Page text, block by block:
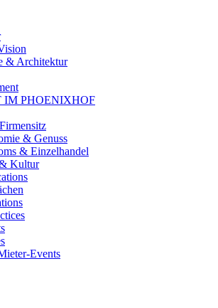
& Architektur
IM PHOENIXHOF
& Genuss
& Einzelhandel
Kultur
Events